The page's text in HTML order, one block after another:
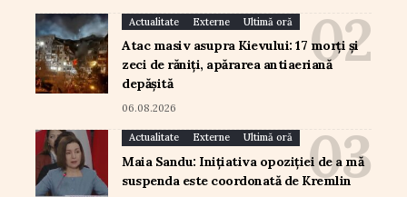
Actualitate Externe Ultimă oră
Atac masiv asupra Kievului: 17 morți și
zeci de răniți, apărarea antiaeriană
depășită
06.08.2026
Actualitate Externe Ultimă oră
Maia Sandu: Inițiativa opoziției de a mă
suspenda este coordonată de Kremlin